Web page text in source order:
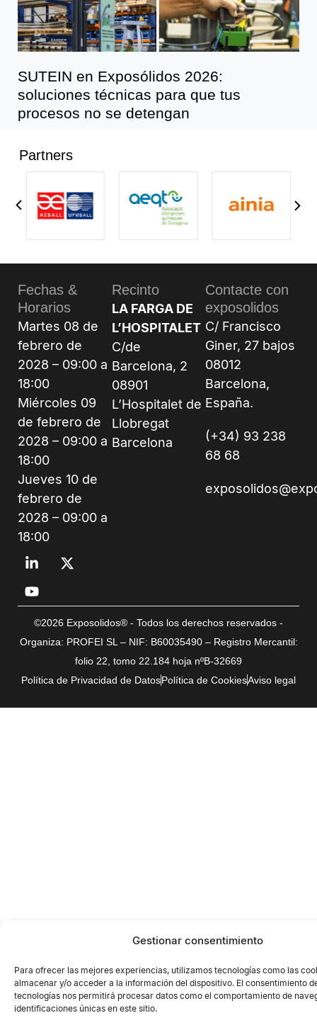
Gestionar consentimiento
Para ofrecer las mejores experiencias, utilizamos tecnologías como las
almacenar y/o acceder a la información del dispositivo. El consentimiento
tecnologías nos permitirá procesar datos como el comportamiento de
identificaciones únicas en este sitio.
SUTEIN en Exposólidos 2026:
soluciones técnicas para que tus
procesos no se detengan
Partners
Fechas &
Horarios
Martes 08 de
febrero de
2028 – 09:00 a
18:00
Miércoles 09
de febrero de
2028 – 09:00 a
18:00
Jueves 10 de
febrero de
2028 – 09:00 a
18:00
Recinto
LA FARGA DE
L’HOSPITALET
C/de
Barcelona, 2
08901
L’Hospitalet de
Llobregat
Barcelona
Contacte con
exposolidos
C/ Francisco
Giner, 27 bajos
08012
Barcelona,
España.
(+34) 93 238
68 68
©2026 Exposolidos® - Todos los derechos reservados -
Organiza: PROFEI SL – NIF: B60035490 – Registro Mercantil:
folio 22, tomo 22.184 hoja nºB-32669
Política de Privacidad de DatosPolítica de CookiesAviso legal